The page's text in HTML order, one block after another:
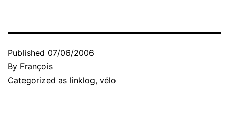
Published 07/06/2006
By François
Categorized as linklog, vélo